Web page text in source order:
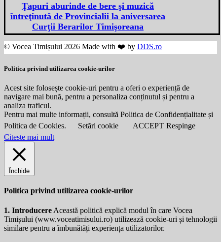
Ţapuri aburinde de bere şi muzică
întreţinută de Provincialii la aniversarea
Curţii Berarilor Timişoreana
© Vocea Timișului 2026 Made with ❤️ by DDS.ro
Politica privind utilizarea cookie-urilor
Acest site folosește cookie-uri pentru a oferi o experiență de
navigare mai bună, pentru a personaliza conținutul și pentru a
analiza traficul.
Pentru mai multe informații, consultă Politica de Confidențialitate și
Politica de Cookies.
Setări cookie ACCEPT Respinge
Citeste mai mult
Închide
Politica privind utilizarea cookie-urilor
1. Introducere Această politică explică modul în care Vocea
Timișului (www.voceatimisului.ro) utilizează cookie-uri și tehnologii
similare pentru a îmbunătăți experiența utilizatorilor.